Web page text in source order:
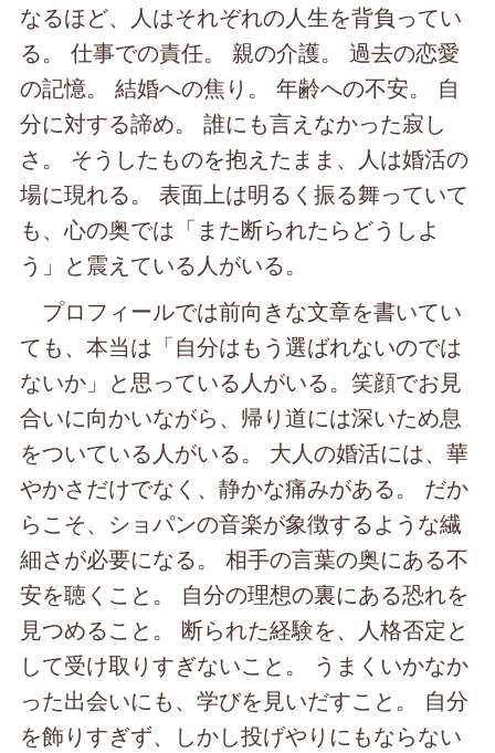
なるほど、人はそれぞれの人生を背負ってい
る。 仕事での責任。 親の介護。 過去の恋愛
の記憶。 結婚への焦り。 年齢への不安。 自
分に対する諦め。 誰にも言えなかった寂し
さ。 そうしたものを抱えたまま、人は婚活の
場に現れる。 表面上は明るく振る舞っていて
も、心の奥では「また断られたらどうしよ
う」と震えている人がいる。
プロフィールでは前向きな文章を書いてい
ても、本当は「自分はもう選ばれないのでは
ないか」と思っている人がいる。笑顔でお見
合いに向かいながら、帰り道には深いため息
をついている人がいる。 大人の婚活には、華
やかさだけでなく、静かな痛みがある。 だか
らこそ、ショパンの音楽が象徴するような繊
細さが必要になる。 相手の言葉の奥にある不
安を聴くこと。 自分の理想の裏にある恐れを
見つめること。 断られた経験を、人格否定と
して受け取りすぎないこと。 うまくいかなか
った出会いにも、学びを見いだすこと。 自分
を飾りすぎず、しかし投げやりにもならない